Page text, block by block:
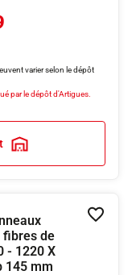
varier selon le dépôt
par le dépôt d'Artigues.
fibres de
- 1220 X
145 mm